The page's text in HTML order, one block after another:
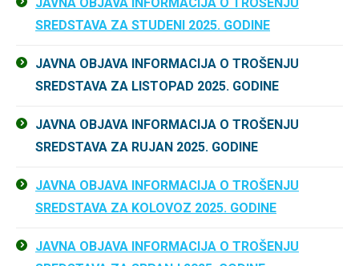
SREDSTAVA ZA STUDENI 2025. GODINE
JAVNA OBJAVA INFORMACIJA O TROŠENJU
SREDSTAVA ZA LISTOPAD 2025. GODINE
JAVNA OBJAVA INFORMACIJA O TROŠENJU
SREDSTAVA ZA RUJAN 2025. GODINE
JAVNA OBJAVA INFORMACIJA O TROŠENJU
SREDSTAVA ZA KOLOVOZ 2025. GODINE
JAVNA OBJAVA INFORMACIJA O TROŠENJU